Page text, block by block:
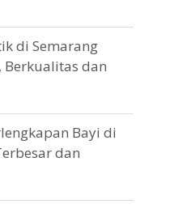
di Semarang
Berkualitas dan
Bayi di
dan